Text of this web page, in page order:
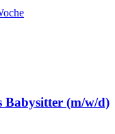
Babysitter (m/w/d)